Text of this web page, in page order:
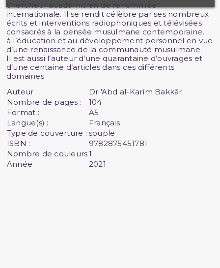
chercheur académicien de renommée
internationale. Il se rendit célèbre par ses nombreux
écrits et interventions radiophoniques et télévisées
consacrés à la pensée musulmane contemporaine,
à l’éducation et au développement personnel en vue
d’une renaissance de la communauté musulmane.
Il est aussi l’auteur d’une quarantaine d’ouvrages et
d’une centaine d’articles dans ces différents
domaines.
Auteur
Dr 'Abd al-Karîm Bakkâr
Nombre de pages :
104
Format :
A5
Langue(s) :
Français
Type de couverture : souple
ISBN :
9782875451781
Nombre de couleurs1
Année
2021